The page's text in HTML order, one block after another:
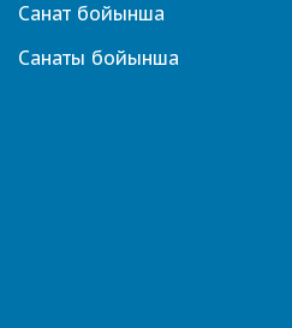
Санат бойынша
Санаты бойынша